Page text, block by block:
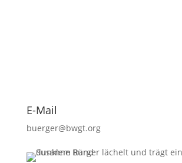
E-Mail
buerger@bwgt.org